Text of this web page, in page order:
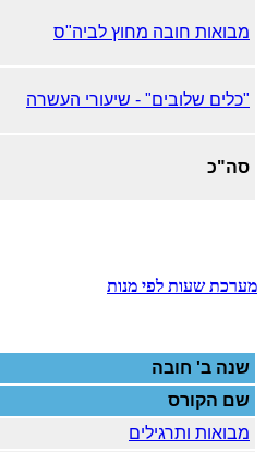
מבואות חובה מחוץ לביה"ס
"כלים שלובים" - שיעורי העשרה
סה"כ
מערכת שעות לפי מנות
שנה ב' חובה
שם הקורס
מבואות ותרגילים